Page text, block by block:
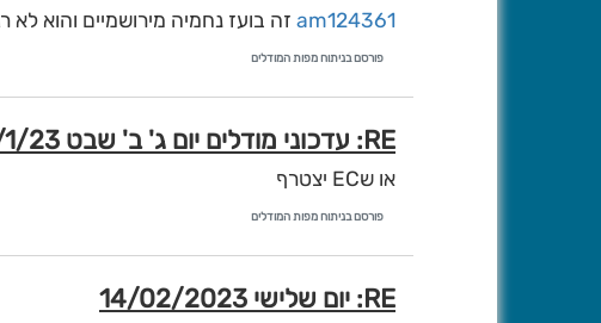
am124361 זה בועז נחמיה מירושמיים והוא לא
פורסם בניתוח מפות המודלים
RE: עדכוני מודלים יום ג' ב' שבט 24/1/23
או שEC יצטרף
פורסם בניתוח מפות המודלים
RE: יום שלישי 14/02/2023